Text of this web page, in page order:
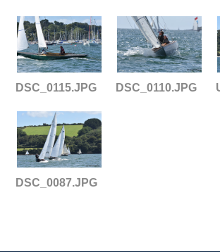
DSC_0115.JPG DSC_0110.JPG
DSC_0087.JPG